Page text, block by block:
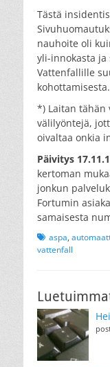
Tästä
nauhoite oli
yli-innokasta
Vattenfallille
kohottamisesta.
*) Laitan
välilyöntejä,
oivaltaa onkia
Päivitys
kertoman
jonkun
Fortumin
samaisesta
Tagsaspa,
vattenfall